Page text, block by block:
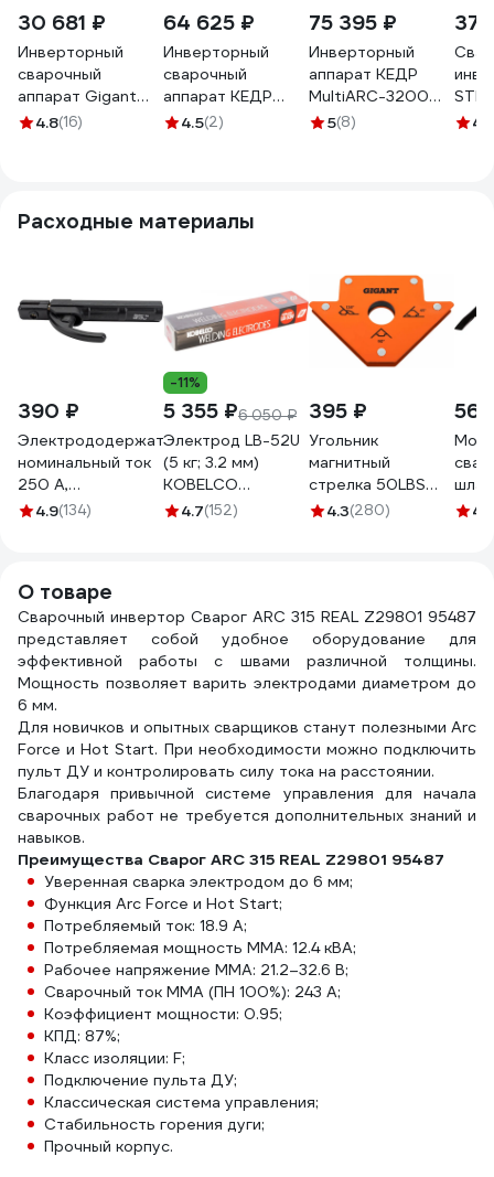
30 681 ₽
Инверторный
сварочный
аппарат Gigant
GWM-315A
4.8(16)
64 625 ₽
Инверторный
сварочный
аппарат КЕДР
ВД-306.01 PRO
4.5(2)
75 395 ₽
Инверторный
аппарат КЕДР
MultiARC-3200
8007729
5(8)
37
4.9
Расходные материалы
390 ₽
Электрододержатель
номинальный ток
250 А,
максимальный ток
4.9(134)
-11%
5 355 ₽6 050 ₽
Электрод LB-52U
(5 кг; 3.2 мм)
KOBELCO
СВ000000666
4.7(152)
395 ₽
Угольник
магнитный
стрелка 50LBS
(45, 90, 135 град;
4.3(280)
СН-
4.1
О товаре
Сварочный инвертор Сварог ARC 315 REAL Z29801 95487
представляет собой удобное оборудование для
эффективной работы с швами различной толщины.
Мощность позволяет варить электродами диаметром до
6 мм.
Для новичков и опытных сварщиков станут полезными Arc
Force и Hot Start. При необходимости можно подключить
пульт ДУ и контролировать силу тока на расстоянии.
Благодаря привычной системе управления для начала
сварочных работ не требуется дополнительных знаний и
навыков.
Преимущества Сварог ARC 315 REAL Z29801 95487
Уверенная сварка электродом до 6 мм;
Функция Arc Force и Hot Start;
Потребляемый ток: 18.9 А;
Потребляемая мощность ММА: 12.4 кВА;
Рабочее напряжение ММА: 21.2–32.6 В;
Сварочный ток MMA (ПН 100%): 243 А;
Коэффициент мощности: 0.95;
КПД: 87%;
Класс изоляции: F;
Подключение пульта ДУ;
Классическая система управления;
Стабильность горения дуги;
Прочный корпус.